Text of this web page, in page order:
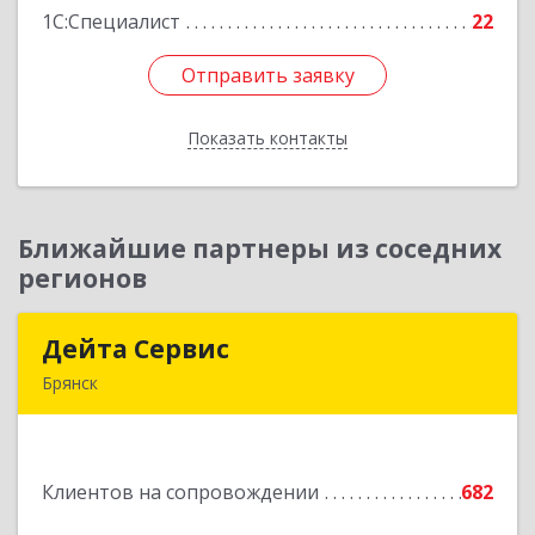
1С:Специалист
22
Отправить заявку
Показать контакты
Отправить заявку
Назад
Ближайшие партнеры из соседних
регионов
Дейта Сервис
Брянск
Клиентов на сопровождении 682
Подробнее